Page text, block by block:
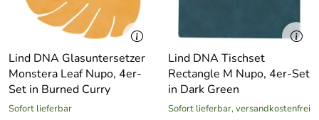
Lind DNA Glasuntersetzer
Monstera Leaf Nupo, 4er-
Set in Burned Curry
Sofort lieferbar
Lind DNA Tischset
Rectangle M Nupo, 4er-Set
in Dark Green
Sofort lieferbar, versandkostenfrei